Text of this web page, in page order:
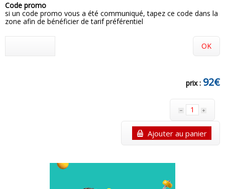
Code promo
si un code promo vous a été communiqué, tapez ce code dans la
zone afin de bénéficier de tarif préférentiel
OK
prix : 92€
Ajouter au panier